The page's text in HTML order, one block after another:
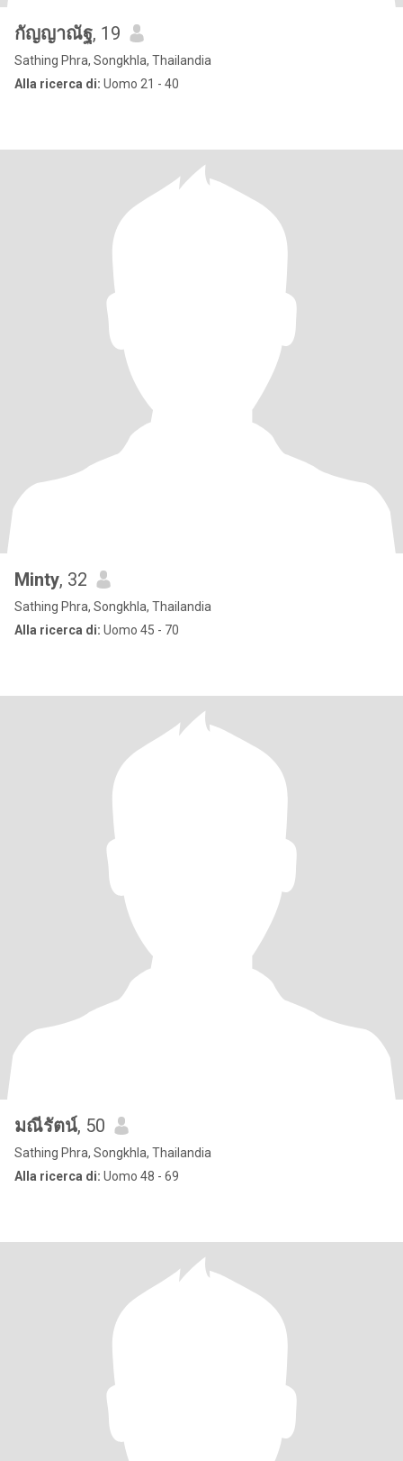
กัญญาณัฐ, 19
Sathing Phra, Songkhla, Thailandia
Alla ricerca di: Uomo 21 - 40
Minty, 32
Sathing Phra, Songkhla, Thailandia
Alla ricerca di: Uomo 45 - 70
มณีรัตน์, 50
Sathing Phra, Songkhla, Thailandia
Alla ricerca di: Uomo 48 - 69